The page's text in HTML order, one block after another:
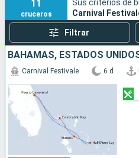
11
cruceros
Sus criterios de
Carnival
Filtrar
BAHAMAS, ESTADOS
Carnival Festivale 6 d